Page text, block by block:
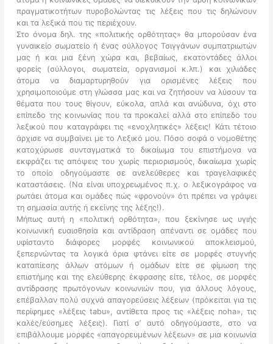
πραγματικοτήτων πυροβολώντας τις λέξεις που τις δηλώνουν
και τα λεξικά που τις περιέχουν.
Στο όνομα δηλ. της «πολιτικής ορθότητας» θα μπορούσαν ένα
γυναικείο σωματείο ή ένας σύλλογος Τσιγγάνων συμπατριωτών
μας ή και μια ξένη χώρα και, βεβαίως, εκατοντάδες άλλοι
φορείς (σύλλογοι, σωματεία, οργανισμοί κ.λπ.) και χιλιάδες
άτομα να διαμαρτυρηθούν για ορισμένες λέξεις που
χρησιμοποιούμε στη γλώσσα μας και να ζητήσουν να λύσουν τα
θέματα που τους θίγουν, εύκολα, απλά και ανώδυνα, όχι στο
επίπεδο της κοινωνίας που τα προκαλεί αλλά στο επίπεδο του
λεξικού που καταγράφει τις «ενοχλητικές» λέξεις! Κάτι τέτοιο
άρχισε να συμβαίνει με το Λεξικό μου. Πόσο σοφά ο νομοθέτης
κατοχύρωσε συνταγματικά το δικαίωμα του επιστήμονα να
εκφράζει τις απόψεις του χωρίς περιορισμούς, δικαίωμα χωρίς
το οποίο οδηγούμαστε σε ανελεύθερες και τραγελαφικές
καταστάσεις. (Να είναι υποχρεωμένος π.χ. ο λεξικογράφος να
ρωτάει άτομα και ομάδες πώς «φρονούν» ότι πρέπει να γράψει
τη σημασία αυτής ή εκείνης της λέξης!).
Μήπως αυτή η «πολιτική ορθότητα», που ξεκίνησε ως υγιής
κοινωνική ευαισθησία και αντίδραση απέναντι σε ομάδες που
υφίσταντο διάφορες μορφές κοινωνικού αποκλεισμού,
ξεπερνώντας τα λογικά όρια φτάνει είτε σε μορφές στυγνής
καταπίεσης άλλων ατόμων ή ομάδων είτε σε φίμωση της
επιστήμης και της ελεύθερης έκφρασης είτε, τέλος, σε μορφές
αντίδρασης πρωτόγονων κοινωνιών που, για άλλους λόγους,
επέβαλλαν πολύ συχνά απαγορεύσεις λέξεων (πρόκειται για τις
περίφημες «λέξεις tabu», αντίθετα προς τις «λέξεις noha», τις
καλές/εύσημες λέξεις). Γιατί σ’ αυτό οδηγούμαστε, στο να
επιβάλλουμε μορφές «απαγορευμένων λέξεων» σε μια κοινωνία